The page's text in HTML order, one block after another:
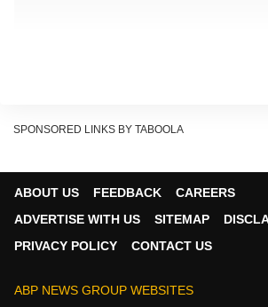
मौके पर मौजूद दूसरे अधिकारियों को बुलाने की
SPONSORED LINKS BY TABOOLA
ABOUT US FEEDBACK
CAREERS
ADVERTISE WITH US
SITEMAP
PRIVACY POLICY
CONTACT US
ABP NEWS GROUP WEBSITES